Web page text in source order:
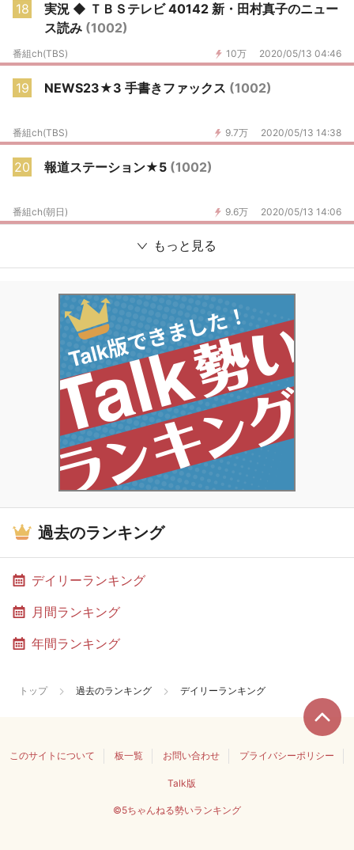
18
実況 ◆ ＴＢＳテレビ 40142 新・田村真子のニュー
ス読み (1002)
10万 2020/05/13 04:46
番組ch(TBS)
19 NEWS23★3 手書きファックス (1002)
9.7万 2020/05/13 14:38
番組ch(TBS)
20 報道ステーション★5 (1002)
9.6万 2020/05/13 14:06
番組ch(朝日)
もっと見る
過去のランキング
デイリーランキング
月間ランキング
年間ランキング
トップ 過去のランキング デイリーランキング
このサイトについて 板一覧 お問い合わせ プライバシーポリシー
Talk版
©5ちゃんねる勢いランキング